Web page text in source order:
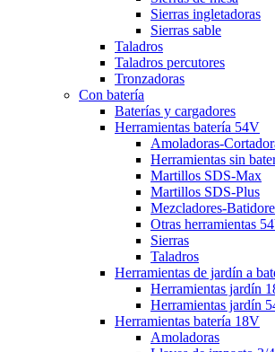
Sierras ingletadoras
Sierras sable
Taladros
Taladros percutores
Tronzadoras
Con batería
Baterías y cargadores
Herramientas batería 54V
Amoladoras-
Herramientas sin
Martillos SDS-Max
Martillos SDS-Plus
Mezcladores-
Otras herramientas
Sierras
Taladros
Herramientas de jardín a
Herramientas jardín
Herramientas jardín
Herramientas batería 18V
Amoladoras